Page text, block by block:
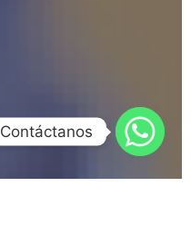
Contáctanos